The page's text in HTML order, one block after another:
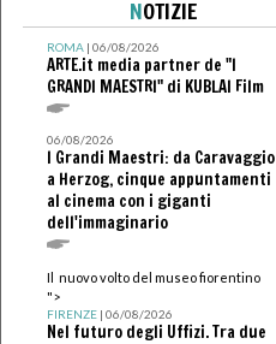
NOTIZIE
ROMA| 06/08/2026
ARTE.it media partner de "I
GRANDI MAESTRI" di KUBLAI Film
06/08/2026
I Grandi Maestri: da Caravaggio
a Herzog, cinque appuntamenti
al cinema con i giganti
dell'immaginario
Il nuovo volto del museo fiorentino
">
FIRENZE| 06/08/2026
Nel futuro degli Uffizi. Tra due